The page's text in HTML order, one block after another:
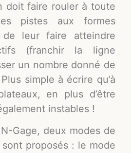
doit faire rouler à toute
pistes aux formes
de leur faire atteindre
(franchir la ligne
un nombre donné de
simple à écrire qu’à
en plus d’être
instables !
Gage, deux modes de
proposés : le mode